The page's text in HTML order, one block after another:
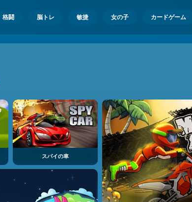
格闘 脳トレ 敏捷 女の子 カードゲーム
スパイの車